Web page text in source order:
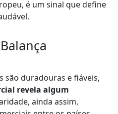
é um sinal que define
são duradouras e fiáveis,
revela algum
ainda assim,